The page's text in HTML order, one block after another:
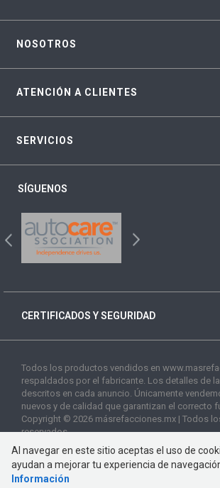
NOSOTROS
ATENCIÓN A CLIENTES
SERVICIOS
SÍGUENOS
CERTIFICADOS Y SEGURIDAD
Todos los productos vendidos en
respaldados por el fabricante. Los detalles de
descritos en cada anuncio. Únicamente
nuevos y de calidad que garantizan el correcto
Copyright © 2026 másrefacciones.mx | Todos
reservados
Al navegar en este sitio aceptas el uso de
ayudan a mejorar tu experiencia de
Información